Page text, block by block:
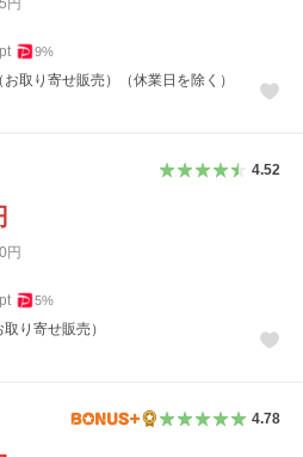
円
pt 9%
取り寄せ販売）（休業日を除く）
4.52
円
pt 5%
り寄せ販売）
4.78